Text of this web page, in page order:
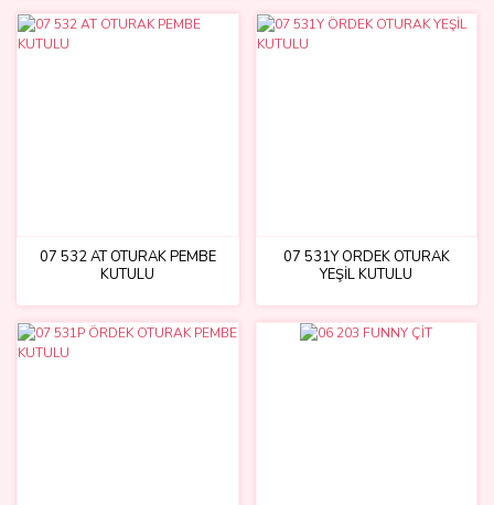
07 532 AT OTURAK PEMBE
KUTULU
07 531Y ÖRDEK OTURAK
YEŞİL KUTULU